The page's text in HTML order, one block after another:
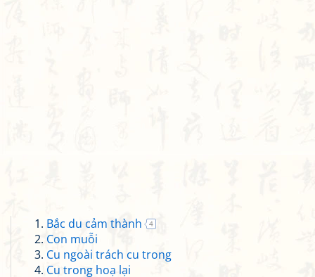
Bắc du cảm thành 4
Con muỗi
Cu ngoài trách cu trong
Cu trong hoạ lại